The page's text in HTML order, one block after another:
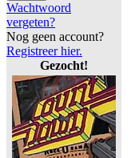
Wachtwoord
vergeten?
Nog geen account?
Registreer hier.
Gezocht!